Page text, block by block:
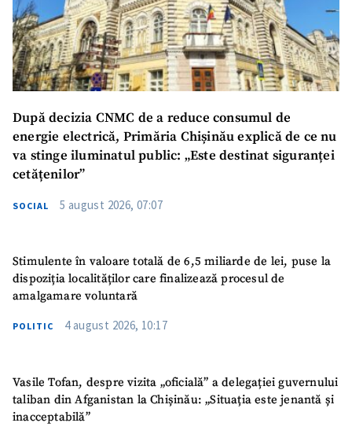
După decizia CNMC de a reduce consumul de
energie electrică, Primăria Chișinău explică de ce nu
va stinge iluminatul public: „Este destinat siguranței
cetățenilor”
SOCIAL 5 august 2026, 07:07
Stimulente în valoare totală de 6,5 miliarde de lei, puse la
dispoziția localităților care finalizează procesul de
amalgamare voluntară
POLITIC 4 august 2026, 10:17
Vasile Tofan, despre vizita „oficială” a delegației guvernului
taliban din Afganistan la Chișinău: „Situația este jenantă și
inacceptabilă”
Mesajul știrei
+ Mesajul știrei
CONTACT SURSĂ
Sursă anonimă
Telefon
+ Telefon personal
Am citit și sunt de
TRIMITE ȘTIREA